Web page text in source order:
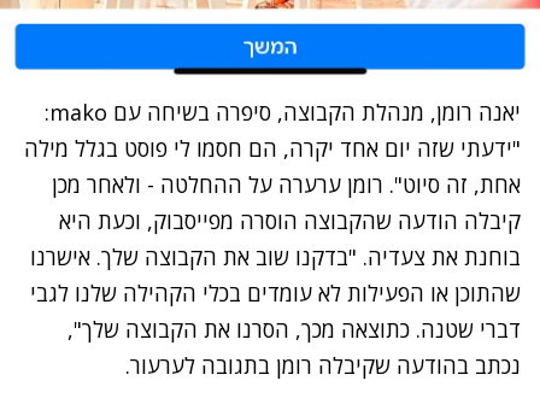
יאנה רומן, מנהלת הקבוצה, סיפרה בשיחה עם mako:
"ידעתי שזה יום אחד יקרה, הם חסמו לי פוסט בגלל מילה
אחת, זה סיוט". רומן ערערה על ההחלטה - ולאחר מכן
קיבלה הודעה שהקבוצה הוסרה מפייסבוק, וכעת היא
בוחנת את צעדיה. "בדקנו שוב את הקבוצה שלך. אישרנו
שהתוכן או הפעילות לא עומדים בכלי הקהילה שלנו לגבי
דברי שטנה. כתוצאה מכך, הסרנו את הקבוצה שלך",
נכתב בהודעה שקיבלה רומן בתגובה לערעור.